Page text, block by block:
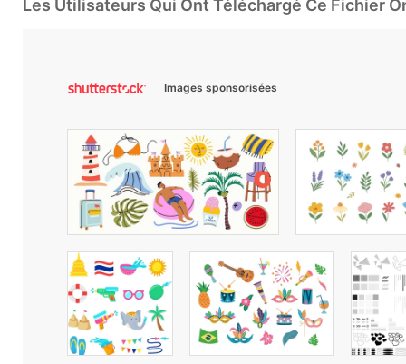
Les Utilisateurs Qui Ont Téléchargé Ce Fichier
Images sponsorisées